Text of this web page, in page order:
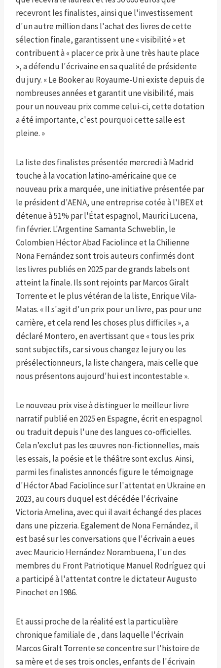
recevront les finalistes, ainsi que l'investissement
d'un autre million dans l'achat des livres de cette
sélection finale, garantissent une « visibilité » et
contribuent à « placer ce prix à une très haute place
», a défendu l'écrivaine en sa qualité de présidente
du jury. « Le Booker au Royaume-Uni existe depuis de
nombreuses années et garantit une visibilité, mais
pour un nouveau prix comme celui-ci, cette dotation
a été importante, c'est pourquoi cette salle est
pleine. »
La liste des finalistes présentée mercredi à Madrid
touche à la vocation latino-américaine que ce
nouveau prix a marquée, une initiative présentée par
le président d'AENA, une entreprise cotée à l'IBEX et
détenue à 51% par l'État espagnol, Maurici Lucena,
fin février. L'Argentine Samanta Schweblin, le
Colombien Héctor Abad Faciolince et la Chilienne
Nona Fernández sont trois auteurs confirmés dont
les livres publiés en 2025 par de grands labels ont
atteint la finale. Ils sont rejoints par Marcos Giralt
Torrente et le plus vétéran de la liste, Enrique Vila-
Matas. « Il s'agit d'un prix pour un livre, pas pour une
carrière, et cela rend les choses plus difficiles », a
déclaré Montero, en avertissant que « tous les prix
sont subjectifs, car si vous changez le jury ou les
présélectionneurs, la liste changera, mais celle que
nous présentons aujourd'hui est incontestable ».
Le nouveau prix vise à distinguer le meilleur livre
narratif publié en 2025 en Espagne, écrit en espagnol
ou traduit depuis l'une des langues co-officielles.
Cela n’exclut pas les œuvres non-fictionnelles, mais
les essais, la poésie et le théâtre sont exclus. Ainsi,
parmi les finalistes annoncés figure le témoignage
d'Héctor Abad Faciolince sur l'attentat en Ukraine en
2023, au cours duquel est décédée l'écrivaine
Victoria Amelina, avec qui il avait échangé des places
dans une pizzeria. Egalement de Nona Fernández, il
est basé sur les conversations que l'écrivain a eues
avec Mauricio Hernández Norambuena, l'un des
membres du Front Patriotique Manuel Rodríguez qui
a participé à l'attentat contre le dictateur Augusto
Pinochet en 1986.
Et aussi proche de la réalité est la particulière
chronique familiale de , dans laquelle l'écrivain
Marcos Giralt Torrente se concentre sur l'histoire de
sa mère et de ses trois oncles, enfants de l'écrivain